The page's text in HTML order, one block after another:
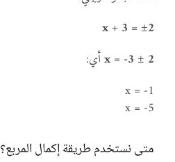
x + 3 = ±2
x = -3 ± 2أي:
x = -1
x = -5
متى نستخدم طريقة إكمال المربع؟